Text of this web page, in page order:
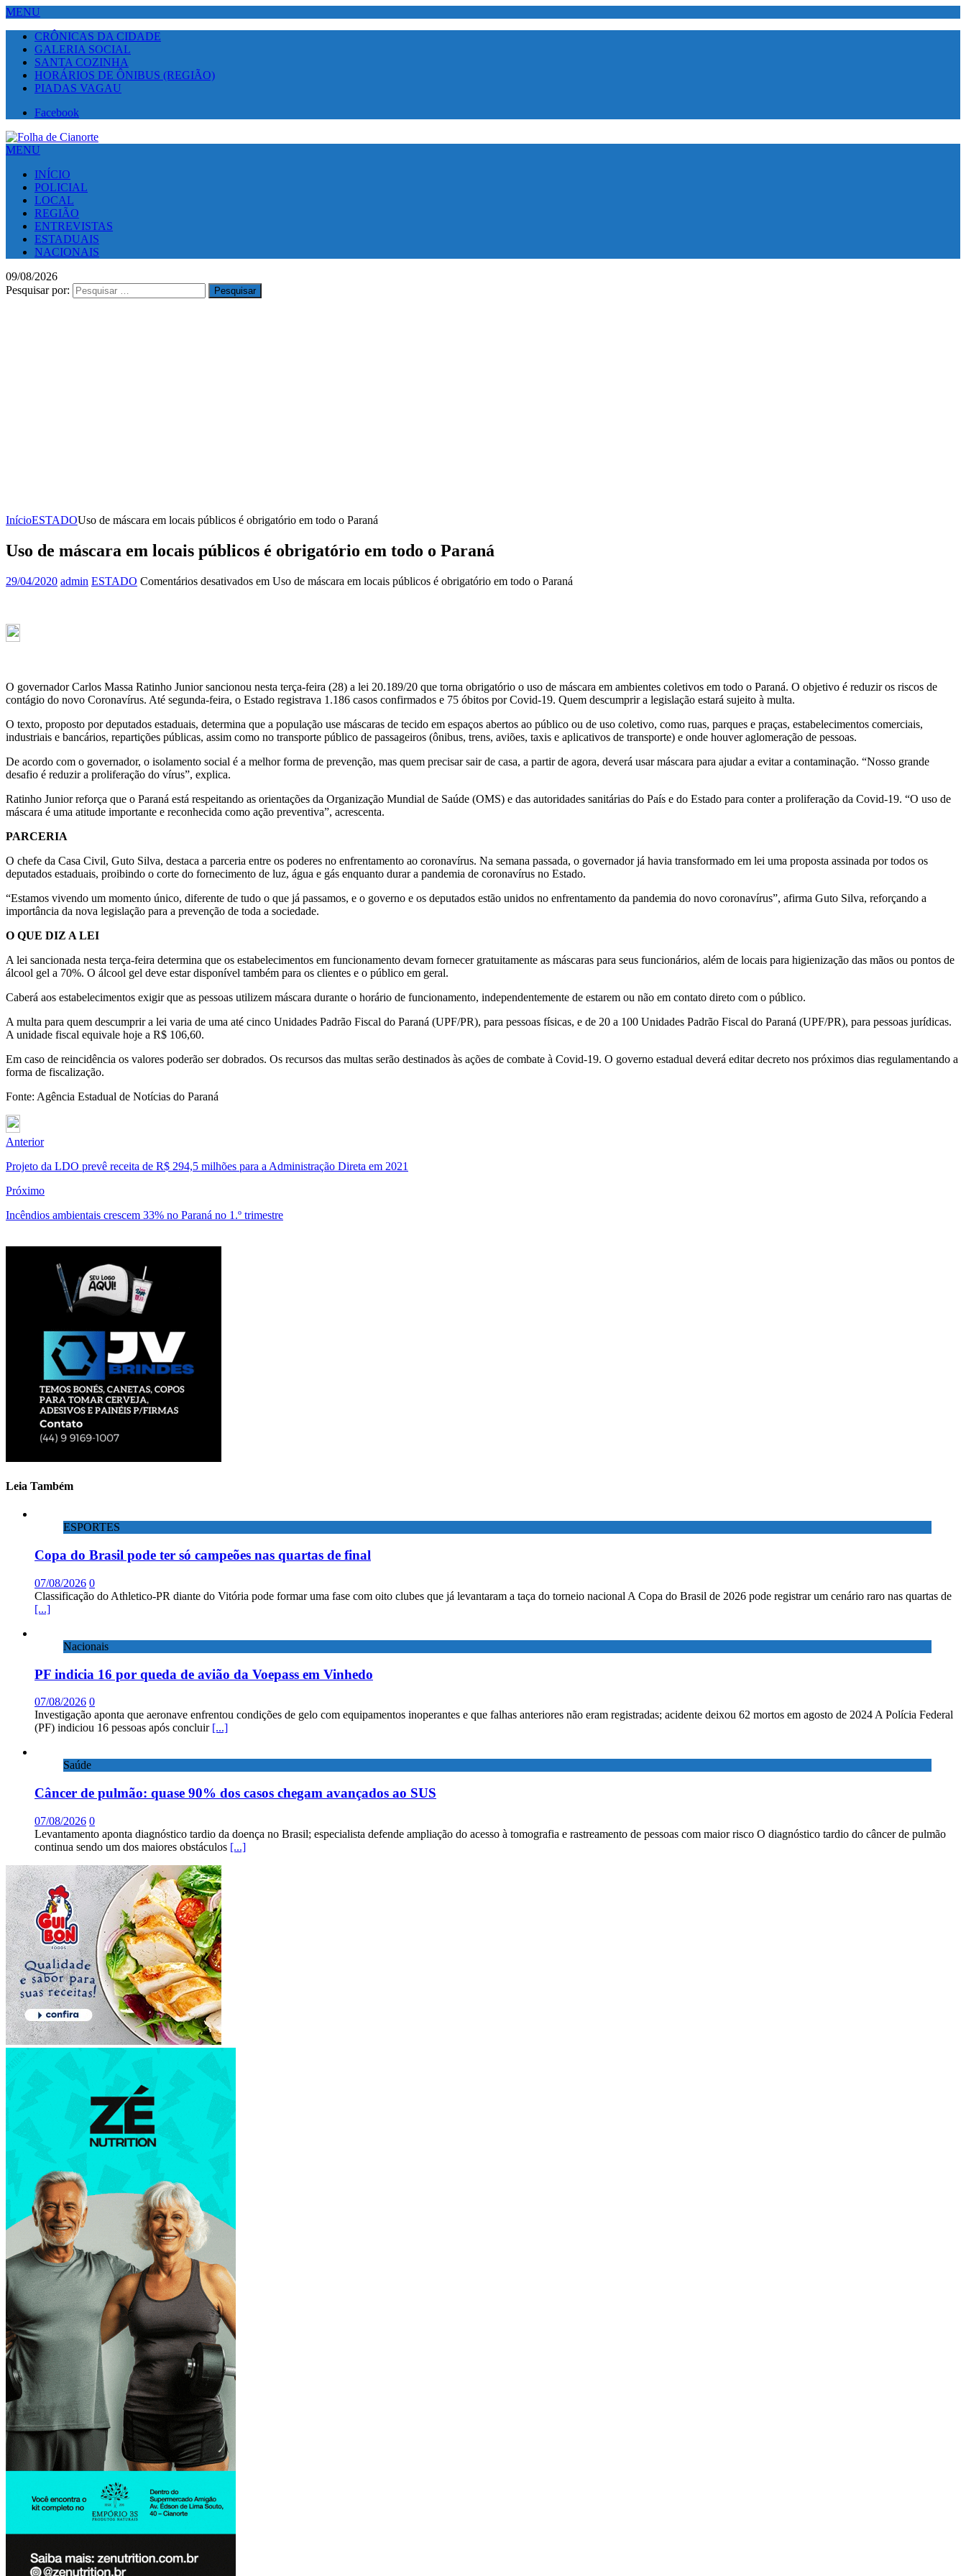
MENU
CRÔNICAS DA CIDADE
GALERIA SOCIAL
SANTA COZINHA
HORÁRIOS DE ÔNIBUS (REGIÃO)
PIADAS VAGAU
Facebook
MENU
INÍCIO
POLICIAL
LOCAL
REGIÃO
ENTREVISTAS
ESTADUAIS
NACIONAIS
09/08/2026
Pesquisar por:
InícioESTADOUso de máscara em locais públicos é obrigatório em todo o Paraná
Uso de máscara em locais públicos é obrigatório em todo o Paraná
29/04/2020 admin ESTADO Comentários desativados em Uso de máscara em locais públicos é obrigatório em todo o Paraná
O governador Carlos Massa Ratinho Junior sancionou nesta terça-feira (28) a lei 20.189/20 que torna obrigatório o uso de máscara em ambientes coletivos em todo o Paraná. O objetivo é reduzir os riscos de
contágio do novo Coronavírus. Até segunda-feira, o Estado registrava 1.186 casos confirmados e 75 óbitos por Covid-19. Quem descumprir a legislação estará sujeito à multa.
O texto, proposto por deputados estaduais, determina que a população use máscaras de tecido em espaços abertos ao público ou de uso coletivo, como ruas, parques e praças, estabelecimentos comerciais,
industriais e bancários, repartições públicas, assim como no transporte público de passageiros (ônibus, trens, aviões, taxis e aplicativos de transporte) e onde houver aglomeração de pessoas.
De acordo com o governador, o isolamento social é a melhor forma de prevenção, mas quem precisar sair de casa, a partir de agora, deverá usar máscara para ajudar a evitar a contaminação. “Nosso grande
desafio é reduzir a proliferação do vírus”, explica.
Ratinho Junior reforça que o Paraná está respeitando as orientações da Organização Mundial de Saúde (OMS) e das autoridades sanitárias do País e do Estado para conter a proliferação da Covid-19. “O uso de
máscara é uma atitude importante e reconhecida como ação preventiva”, acrescenta.
PARCERIA
O chefe da Casa Civil, Guto Silva, destaca a parceria entre os poderes no enfrentamento ao coronavírus. Na semana passada, o governador já havia transformado em lei uma proposta assinada por todos os
deputados estaduais, proibindo o corte do fornecimento de luz, água e gás enquanto durar a pandemia de coronavírus no Estado.
“Estamos vivendo um momento único, diferente de tudo o que já passamos, e o governo e os deputados estão unidos no enfrentamento da pandemia do novo coronavírus”, afirma Guto Silva, reforçando a
importância da nova legislação para a prevenção de toda a sociedade.
O QUE DIZ A LEI
A lei sancionada nesta terça-feira determina que os estabelecimentos em funcionamento devam fornecer gratuitamente as máscaras para seus funcionários, além de locais para higienização das mãos ou pontos de
álcool gel a 70%. O álcool gel deve estar disponível também para os clientes e o público em geral.
Caberá aos estabelecimentos exigir que as pessoas utilizem máscara durante o horário de funcionamento, independentemente de estarem ou não em contato direto com o público.
A multa para quem descumprir a lei varia de uma até cinco Unidades Padrão Fiscal do Paraná (UPF/PR), para pessoas físicas, e de 20 a 100 Unidades Padrão Fiscal do Paraná (UPF/PR), para pessoas jurídicas.
A unidade fiscal equivale hoje a R$ 106,60.
Em caso de reincidência os valores poderão ser dobrados. Os recursos das multas serão destinados às ações de combate à Covid-19. O governo estadual deverá editar decreto nos próximos dias regulamentando a
forma de fiscalização.
Fonte: Agência Estadual de Notícias do Paraná
Anterior
Projeto da LDO prevê receita de R$ 294,5 milhões para a Administração Direta em 2021
Próximo
Incêndios ambientais crescem 33% no Paraná no 1.º trimestre
Leia Também
ESPORTES
Copa do Brasil pode ter só campeões nas quartas de final
07/08/2026 0
Classificação do Athletico-PR diante do Vitória pode formar uma fase com oito clubes que já levantaram a taça do torneio nacional A Copa do Brasil de 2026 pode registrar um cenário raro nas quartas de
[...]
Nacionais
PF indicia 16 por queda de avião da Voepass em Vinhedo
07/08/2026 0
Investigação aponta que aeronave enfrentou condições de gelo com equipamentos inoperantes e que falhas anteriores não eram registradas; acidente deixou 62 mortos em agosto de 2024 A Polícia Federal
(PF) indiciou 16 pessoas após concluir [...]
Saúde
Câncer de pulmão: quase 90% dos casos chegam avançados ao SUS
07/08/2026 0
Levantamento aponta diagnóstico tardio da doença no Brasil; especialista defende ampliação do acesso à tomografia e rastreamento de pessoas com maior risco O diagnóstico tardio do câncer de pulmão
continua sendo um dos maiores obstáculos [...]